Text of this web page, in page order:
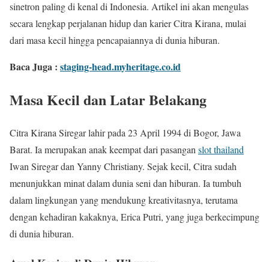
sinetron paling di kenal di Indonesia. Artikel ini akan mengulas
secara lengkap perjalanan hidup dan karier Citra Kirana, mulai
dari masa kecil hingga pencapaiannya di dunia hiburan.
Baca Juga : staging-head.myheritage.co.id
Masa Kecil dan Latar Belakang
Citra Kirana Siregar lahir pada 23 April 1994 di Bogor, Jawa
Barat. Ia merupakan anak keempat dari pasangan slot thailand
Iwan Siregar dan Yanny Christiany. Sejak kecil, Citra sudah
menunjukkan minat dalam dunia seni dan hiburan. Ia tumbuh
dalam lingkungan yang mendukung kreativitasnya, terutama
dengan kehadiran kakaknya, Erica Putri, yang juga berkecimpung
di dunia hiburan.